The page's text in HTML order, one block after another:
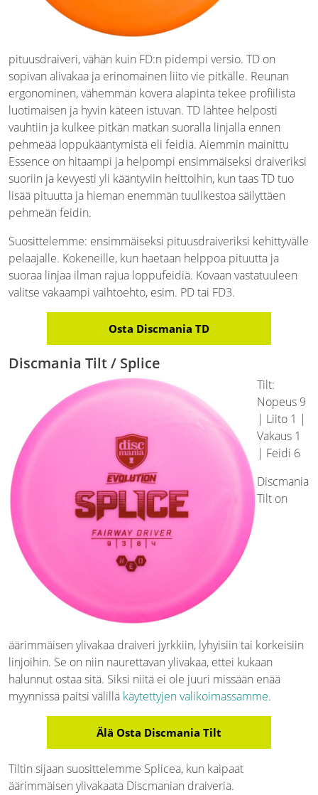
pituusdraiveri, vähän kuin FD:n pidempi versio. TD on
sopivan alivakaa ja erinomainen liito vie pitkälle. Reunan
ergonominen, vähemmän kovera alapinta tekee profiilista
luotimaisen ja hyvin käteen istuvan. TD lähtee helposti
vauhtiin ja kulkee pitkän matkan suoralla linjalla ennen
pehmeää loppukääntymistä eli feidiä. Aiemmin mainittu
Essence on hitaampi ja helpompi ensimmäiseksi draiveriksi
suoriin ja kevyesti yli kääntyviin heittoihin, kun taas TD tuo
lisää pituutta ja hieman enemmän tuulikestoa säilyttäen
pehmeän feidin.
Suosittelemme: ensimmäiseksi pituusdraiveriksi kehittyvälle
pelaajalle. Kokeneille, kun haetaan helppoa pituutta ja
suoraa linjaa ilman rajua loppufeidiä. Kovaan vastatuuleen
valitse vakaampi vaihtoehto, esim. PD tai FD3.
Osta Discmania TD
Discmania Tilt / Splice
Tilt:
Nopeus 9
| Liito 1 |
Vakaus 1
| Feidi 6
Discmania
Tilt on
äärimmäisen ylivakaa draiveri jyrkkiin, lyhyisiin tai korkeisiin
linjoihin. Se on niin naurettavan ylivakaa, ettei kukaan
halunnut ostaa sitä. Siksi niitä ei ole juuri missään enää
myynnissä paitsi välillä käytettyjen valikoimassamme.
Älä Osta Discmania Tilt
Tiltin sijaan suosittelemme Splicea, kun kaipaat
äärimmäisen ylivakaata Discmanian draiveria.